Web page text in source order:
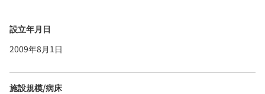
設立年月日
2009年8月1日
施設規模/病床